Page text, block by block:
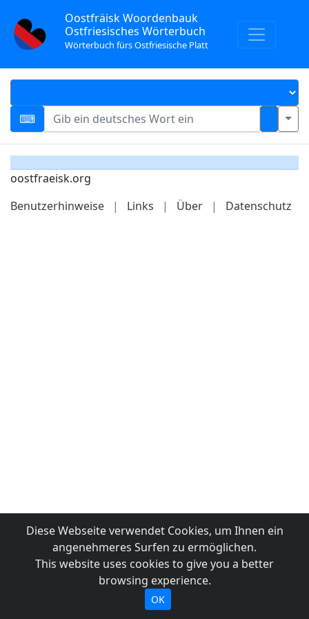
Oostfräisk Woordenbauk
Ostfriesisches Wörterbuch
Wörterbuch fürs Ostfriesische Platt
oostfraeisk.org
Benutzerhinweise
| Links | Über | Datenschutz
Diese Webseite verwendet Cookies, um Ihnen ein
angenehmeres Surfen zu ermöglichen.
This website uses cookies to give you a better
browsing experience.
OK